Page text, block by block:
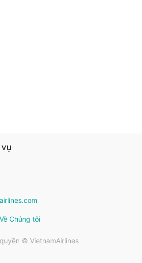
vụ
Về Chúng tôi
© VietnamAirlines